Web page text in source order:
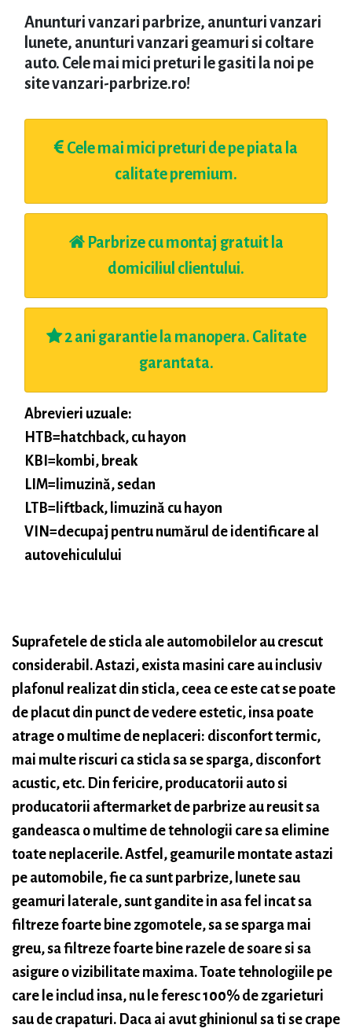
Anunturi vanzari parbrize, anunturi vanzari
lunete, anunturi vanzari geamuri si coltare
auto. Cele mai mici preturi le gasiti la noi pe
site vanzari-parbrize.ro!
Cele mai mici preturi de pe piata la
calitate premium.
Parbrize cu montaj gratuit la
domiciliul clientului.
2 ani garantie la manopera. Calitate
garantata.
Abrevieri uzuale:
HTB=hatchback, cu hayon
KBI=kombi, break
LIM=limuzină, sedan
LTB=liftback, limuzină cu hayon
VIN=decupaj pentru numărul de identificare al
autovehiculului
Suprafetele de sticla ale automobilelor au crescut
considerabil. Astazi, exista masini care au inclusiv
plafonul realizat din sticla, ceea ce este cat se poate
de placut din punct de vedere estetic, insa poate
atrage o multime de neplaceri: disconfort termic,
mai multe riscuri ca sticla sa se sparga, disconfort
acustic, etc. Din fericire, producatorii auto si
producatorii aftermarket de parbrize au reusit sa
gandeasca o multime de tehnologii care sa elimine
toate neplacerile. Astfel, geamurile montate astazi
pe automobile, fie ca sunt parbrize, lunete sau
geamuri laterale, sunt gandite in asa fel incat sa
filtreze foarte bine zgomotele, sa se sparga mai
greu, sa filtreze foarte bine razele de soare si sa
asigure o vizibilitate maxima. Toate tehnologiile pe
care le includ insa, nu le feresc 100% de zgarieturi
sau de crapaturi. Daca ai avut ghinionul sa ti se crape